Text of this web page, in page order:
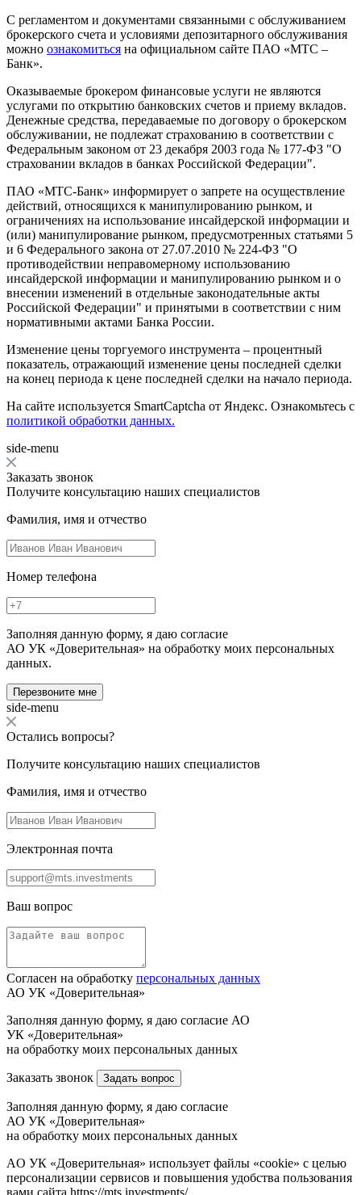
С регламентом и документами связанными с обслуживанием
брокерского счета и условиями депозитарного обслуживания
можно ознакомиться на официальном сайте ПАО «МТС –
Банк».
Оказываемые брокером финансовые услуги не являются
услугами по открытию банковских счетов и приему вкладов.
Денежные средства, передаваемые по договору о брокерском
обслуживании, не подлежат страхованию в соответствии с
Федеральным законом от 23 декабря 2003 года № 177-ФЗ "О
страховании вкладов в банках Российской Федерации".
ПАО «МТС-Банк» информирует о запрете на осуществление
действий, относящихся к манипулированию рынком, и
ограничениях на использование инсайдерской информации и
(или) манипулирование рынком, предусмотренных статьями 5
и 6 Федерального закона от 27.07.2010 № 224-ФЗ "О
противодействии неправомерному использованию
инсайдерской информации и манипулированию рынком и о
внесении изменений в отдельные законодательные акты
Российской Федерации" и принятыми в соответствии с ним
нормативными актами Банка России.
Изменение цены торгуемого инструмента – процентный
показатель, отражающий изменение цены последней сделки
на конец периода к цене последней сделки на начало периода.
На сайте используется SmartCaptcha от Яндекс. Ознакомьтесь с
политикой обработки данных.
side-menu
Заказать звонок
Получите консультацию наших специалистов
Фамилия, имя и отчество
Номер телефона
Заполняя данную форму, я даю согласие
АО УК «Доверительная» на обработку моих персональных
данных.
Перезвоните мне
side-menu
Остались вопросы?
Получите консультацию наших специалистов
Фамилия, имя и отчество
Электронная почта
Ваш вопрос
Согласен на обработку персональных данных
АО УК «Доверительная»
Заполняя данную форму, я даю согласие АО
УК «Доверительная»
на обработку моих персональных данных
Заказать звонок Задать вопрос
Заполняя данную форму, я даю согласие
АО УК «Доверительная»
на обработку моих персональных данных
AO УК «Доверительная» использует файлы «cookie» с целью
персонализации сервисов и повышения удобства пользования
вами сайта https://mts.investments/.